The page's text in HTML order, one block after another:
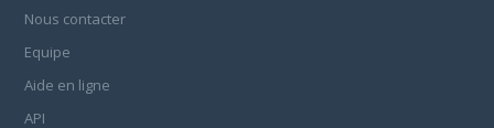
Nous contacter
Equipe
Aide en ligne
API